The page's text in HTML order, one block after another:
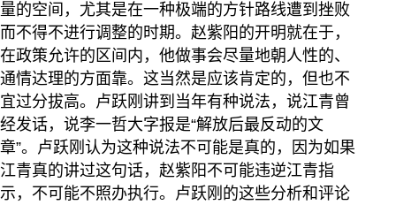
量的空间，尤其是在一种极端的方针路线遭到挫败
而不得不进行调整的时期。赵紫阳的开明就在于，
在政策允许的区间内，他做事会尽量地朝人性的、
通情达理的方面靠。这当然是应该肯定的，但也不
宜过分拔高。卢跃刚讲到当年有种说法，说江青曾
经发话，说李一哲大字报是“解放后最反动的文
章”。卢跃刚认为这种说法不可能是真的，因为如果
江青真的讲过这句话，赵紫阳不可能违逆江青指
示，不可能不照办执行。卢跃刚的这些分析和评论